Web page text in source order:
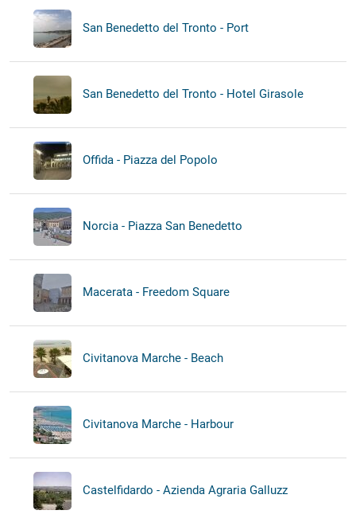
San Benedetto del Tronto - Port
San Benedetto del Tronto - Hotel Girasole
Offida - Piazza del Popolo
Norcia - Piazza San Benedetto
Macerata - Freedom Square
Civitanova Marche - Beach
Civitanova Marche - Harbour
Castelfidardo - Azienda Agraria Galluzz